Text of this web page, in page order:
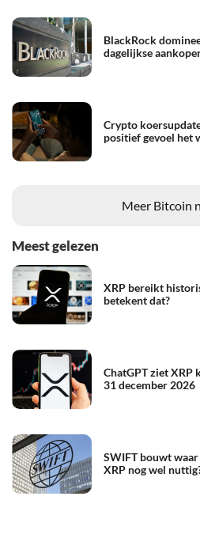
BlackRock
dagelijkse
Crypto
positief gevoel het
Meer Bitcoin
Meest gelezen
XRP bereikt
betekent dat?
ChatGPT ziet XRP
31 december 2026
SWIFT bouwt
XRP nog wel